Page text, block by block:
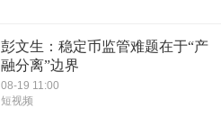
彭文生：稳定币监管难题在于“产
融分离”边界
08-19 11:00
短视频